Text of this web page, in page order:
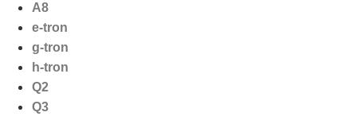
A8
e-tron
g-tron
h-tron
Q2
Q3